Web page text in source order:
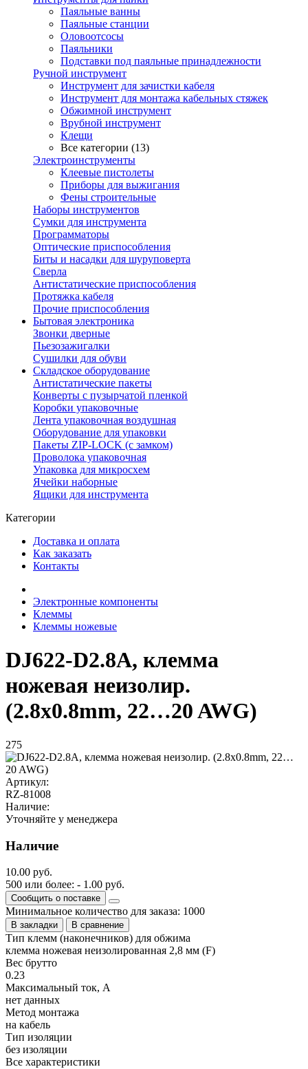
Паяльные ванны
Паяльные станции
Оловоотсосы
Паяльники
Подставки под паяльные принадлежности
Ручной инструмент
Инструмент для зачистки кабеля
Инструмент для монтажа кабельных стяжек
Обжимной инструмент
Врубной инструмент
Клещи
Все категории (13)
Электроинструменты
Клеевые пистолеты
Приборы для выжигания
Фены строительные
Наборы инструментов
Сумки для инструмента
Программаторы
Оптические приспособления
Биты и насадки для шуруповерта
Сверла
Антистатические приспособления
Протяжка кабеля
Прочие приспособления
Бытовая электроника
Звонки дверные
Пьезозажигалки
Сушилки для обуви
Складское оборудование
Антистатические пакеты
Конверты с пузырчатой пленкой
Коробки упаковочные
Лента упаковочная воздушная
Оборудование для упаковки
Пакеты ZIP-LOCK (с замком)
Проволока упаковочная
Упаковка для микросхем
Ячейки наборные
Ящики для инструмента
Категории
Доставка и оплата
Как заказать
Контакты
Электронные компоненты
Клеммы
Клеммы ножевые
DJ622-D2.8A, клемма
ножевая неизолир.
(2.8x0.8mm, 22…20 AWG)
275
Артикул:
RZ-81008
Наличие:
Уточняйте у менеджера
Наличие
10.00 руб.
500 или более: - 1.00 руб.
Сообщить о поставке
Минимальное количество для заказа: 1000
В закладки В сравнение
Тип клемм (наконечников) для обжима
клемма ножевая неизолированная 2,8 мм (F)
Вес брутто
0.23
Максимальный ток, А
нет данных
Метод монтажа
на кабель
Тип изоляции
без изоляции
Все характеристики